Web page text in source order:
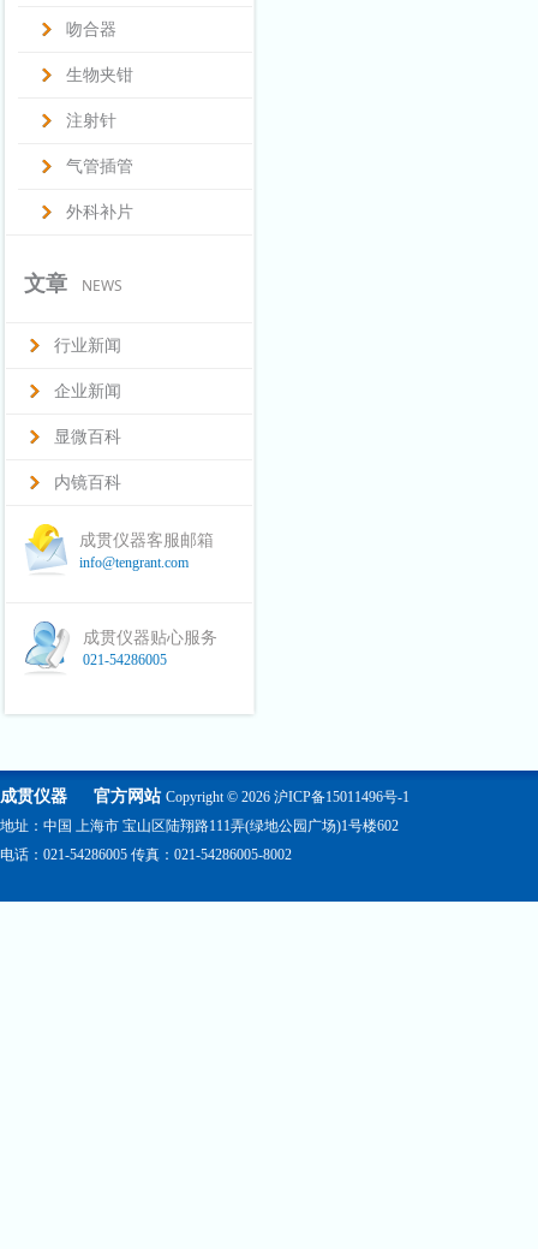
吻合器
生物夹钳
注射针
气管插管
外科补片
文章 NEWS
行业新闻
企业新闻
显微百科
内镜百科
成贯仪器客服邮箱
info@tengrant.com
成贯仪器贴心服务
021-54286005
成贯仪器 官方网站 Copyright © 2026 沪ICP备15011496号-1
地址：中国 上海市 宝山区陆翔路111弄(绿地公园广场)1号楼602
电话：021-54286005 传真：021-54286005-8002